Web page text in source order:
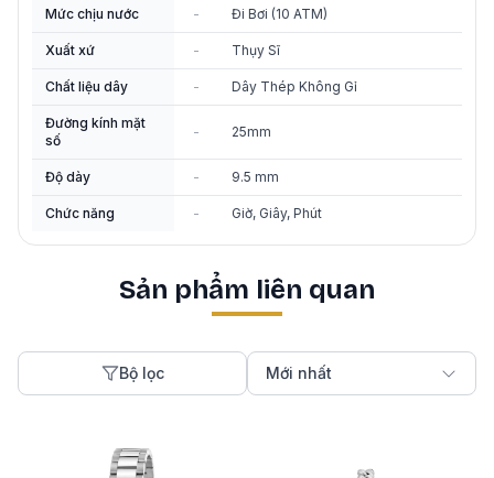
Mức chịu nước - Đi Bơi (10 ATM)
Xuất xứ - Thụy Sĩ
Chất liệu dây - Dây Thép Không Gỉ
Đường kính mặt
số
- 25mm
Độ dày - 9.5 mm
Chức năng - Giờ, Giây, Phút
Sản phẩm liên quan
Bộ lọc Mới nhất